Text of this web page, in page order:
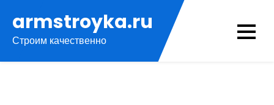
содержимому
armstroyka.ru
Строим качественно